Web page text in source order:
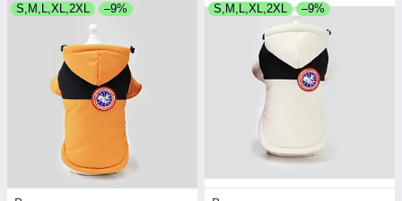
S,M,L,XL,2XL –9% S,M,L,XL,2XL –9%